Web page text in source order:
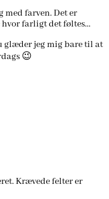
med farven. Det er
hvor farligt det føltes…
glæder jeg mig bare til at
😉
Krævede felter er